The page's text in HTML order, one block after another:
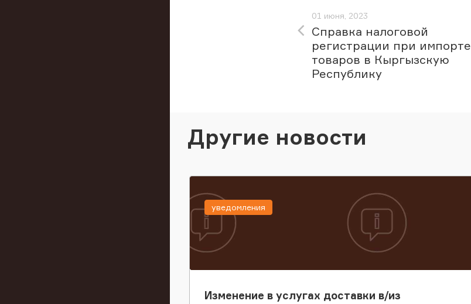
01 июня, 2023
Справка налоговой
регистрации при импорте
товаров в Кыргызскую
Республику
Другие новости
Изменение в услугах доставки в/из
уведомления